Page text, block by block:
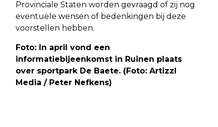
Provinciale Staten worden gevraagd of zij nog
eventuele wensen of bedenkingen bij deze
voorstellen hebben.
Foto: In april vond een
informatiebijeenkomst in Ruinen plaats
over sportpark De Baete. (Foto: Artizzl
Media / Peter Nefkens)